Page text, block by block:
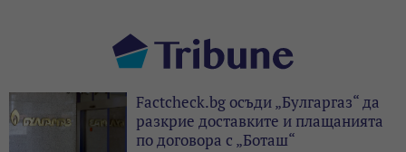
Factcheck.bg осъди „Булгаргаз“ да
разкрие доставките и плащанията
по договора с „Боташ“